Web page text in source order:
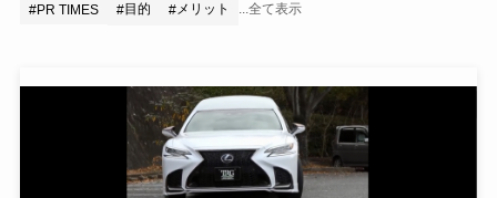
#PR TIMES #目的 #メリット ...全て表示